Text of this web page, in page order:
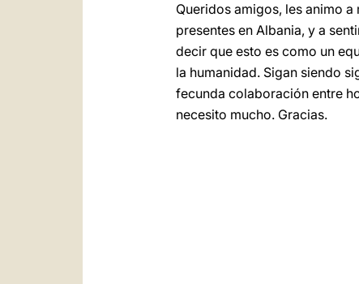
Queridos amigos, les animo
presentes en Albania, y a
decir que esto es como un
la humanidad. Sigan siendo
fecunda colaboración entre
necesito mucho. Gracias.